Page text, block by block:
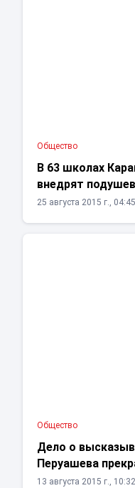
Общество
В 63 школах
внедрят
25 августа 2015 г., 04:45
Общество
Дело о
Перуашева
13 августа 2015 г., 10:32